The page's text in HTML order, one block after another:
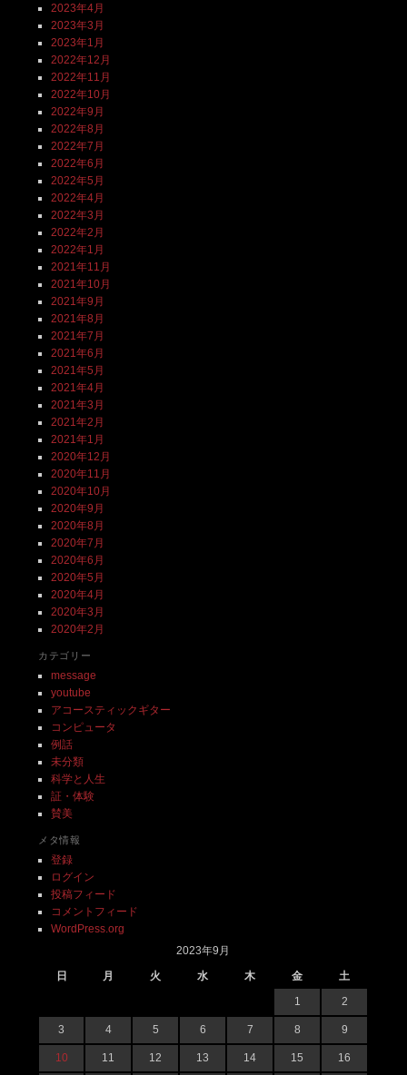
2023年4月
2023年3月
2023年1月
2022年12月
2022年11月
2022年10月
2022年9月
2022年8月
2022年7月
2022年6月
2022年5月
2022年4月
2022年3月
2022年2月
2022年1月
2021年11月
2021年10月
2021年9月
2021年8月
2021年7月
2021年6月
2021年5月
2021年4月
2021年3月
2021年2月
2021年1月
2020年12月
2020年11月
2020年10月
2020年9月
2020年8月
2020年7月
2020年6月
2020年5月
2020年4月
2020年3月
2020年2月
カテゴリー
message
youtube
アコースティックギター
コンピュータ
例話
未分類
科学と人生
証・体験
賛美
メタ情報
登録
ログイン
投稿フィード
コメントフィード
WordPress.org
2023年9月
日
月 火 水 木 金
土
1
2
3 4 5 6 7 8 9
10 11 12 13 14 15 16